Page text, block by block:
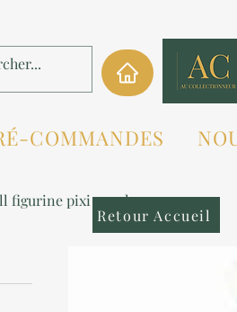
COMMANDES
figurine pixi puzzle
Retour Accueil